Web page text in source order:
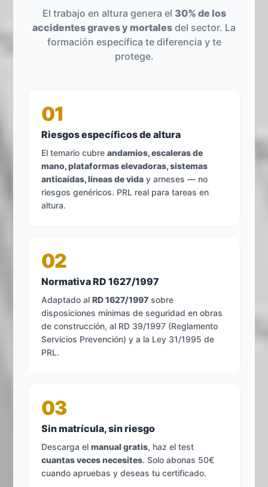
El trabajo en altura genera el 30% de los
accidentes graves y mortales del sector. La
formación específica te diferencia y te
protege.
01
Riesgos específicos de altura
El temario cubreandamios, escaleras de
mano, plataformas elevadoras, sistemas
anticaídas, líneas de vida y arneses — no
riesgos genéricos. PRL real para tareas en
altura.
02
Normativa RD 1627/1997
Adaptado alRD 1627/1997 sobre
disposiciones mínimas de seguridad en obras
de construcción, al RD 39/1997 (Reglamento
Servicios Prevención) y a la Ley 31/1995 de
PRL.
03
Sin matrícula, sin riesgo
Descarga elmanual gratis, haz el test
cuantas veces necesites. Solo abonas 50€
cuando apruebas y deseas tu certificado.